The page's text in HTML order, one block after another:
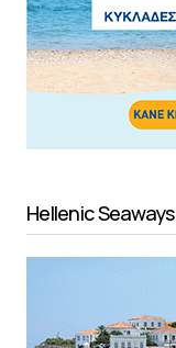
Hellenic Seaways